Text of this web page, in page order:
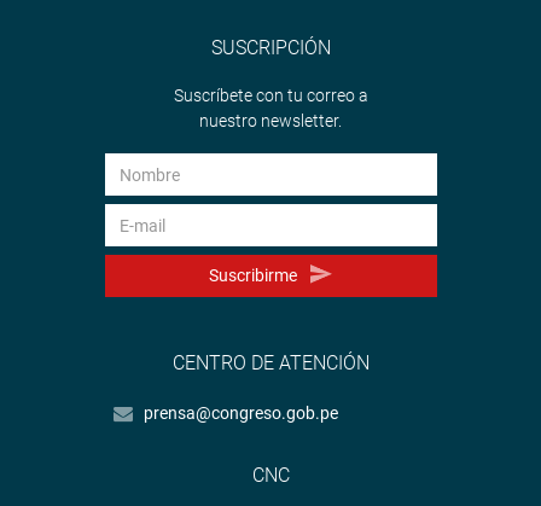
SUSCRIPCIÓN
Suscríbete con tu correo a
nuestro newsletter.
Suscribirme
CENTRO DE ATENCIÓN
prensa@congreso.gob.pe
CNC